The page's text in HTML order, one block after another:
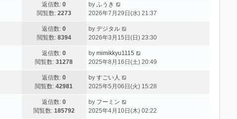
返信数:0
閲覧数: 2273
by ふうき
2026年7月29日(水) 21:37
返信数:0
閲覧数: 8394
by デジタル
2026年3月15日(日) 23:30
返信数:0
閲覧数:31278
by mimikkyu1115
2025年8月16日(土) 20:49
返信数:0
閲覧数:42981
by すごい人
2025年5月06日(火) 15:28
返信数:0
閲覧数: 185792
by フーミン
2025年4月10日(木) 02:22